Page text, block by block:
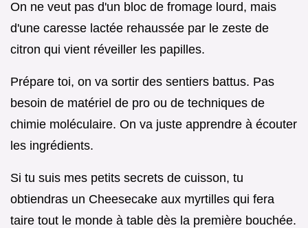
On ne veut pas d'un bloc de fromage lourd, mais
d'une caresse lactée rehaussée par le zeste de
citron qui vient réveiller les papilles.
Prépare toi, on va sortir des sentiers battus. Pas
besoin de matériel de pro ou de techniques de
chimie moléculaire. On va juste apprendre à écouter
les ingrédients.
Si tu suis mes petits secrets de cuisson, tu
obtiendras un Cheesecake aux myrtilles qui fera
taire tout le monde à table dès la première bouchée.